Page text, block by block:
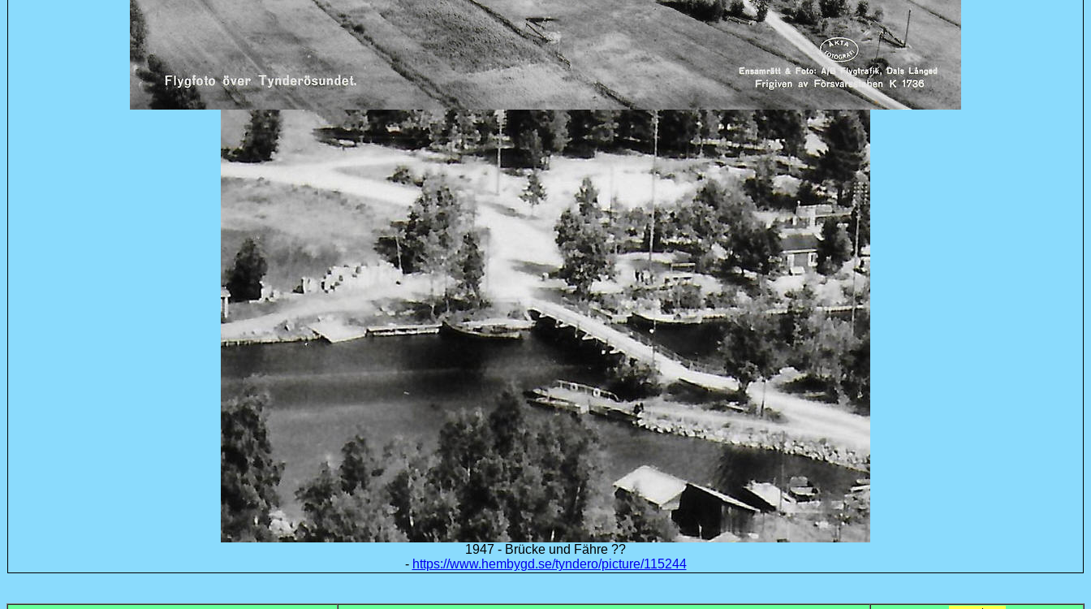
1947 - Brücke und Fähre ??
- https://www.hembygd.se/tyndero/picture/115244